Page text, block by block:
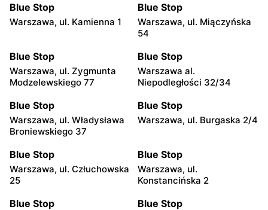
Blue Stop
Warszawa, ul. Kamienna 1
Blue Stop
Warszawa, ul. Miączyńska
54
Blue Stop
Warszawa, ul. Zygmunta
Modzelewskiego 77
Blue Stop
Warszawa al.
Niepodległości 32/34
Blue Stop
Warszawa, ul. Władysława
Broniewskiego 37
Blue Stop
Warszawa, ul. Burgaska 2/4
Blue Stop
Warszawa, ul. Człuchowska
25
Blue Stop
Warszawa, ul.
Konstancińska 2
Blue Stop Blue Stop